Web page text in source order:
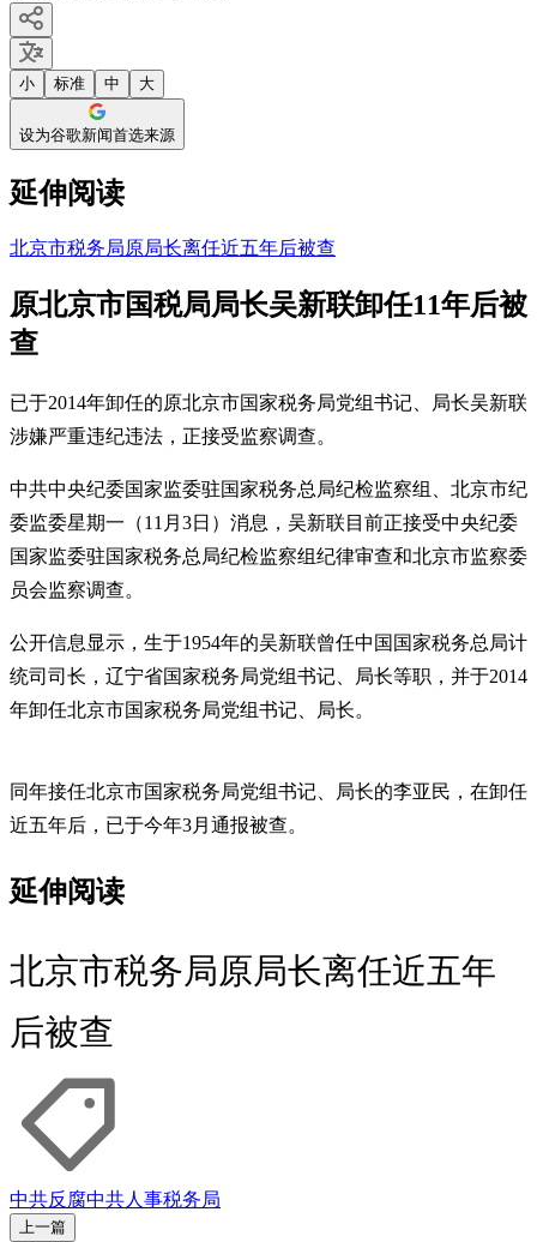
小 标准 中 大
设为谷歌新闻首选来源
延伸阅读
北京市税务局原局长离任近五年后被查
原北京市国税局局长吴新联卸任11年后被
查
已于2014年卸任的原北京市国家税务局党组书记、局长吴新联
涉嫌严重违纪违法，正接受监察调查。
中共中央纪委国家监委驻国家税务总局纪检监察组、北京市纪
委监委星期一（11月3日）消息，吴新联目前正接受中央纪委
国家监委驻国家税务总局纪检监察组纪律审查和北京市监察委
员会监察调查。
公开信息显示，生于1954年的吴新联曾任中国国家税务总局计
统司司长，辽宁省国家税务局党组书记、局长等职，并于2014
年卸任北京市国家税务局党组书记、局长。
同年接任北京市国家税务局党组书记、局长的李亚民，在卸任
近五年后，已于今年3月通报被查。
延伸阅读
北京市税务局原局长离任近五年
后被查
中共反腐中共人事税务局
上一篇